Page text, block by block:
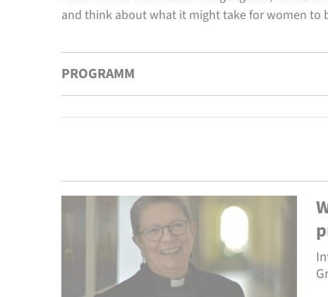
and think about what it might take for women to
PROGRAMM